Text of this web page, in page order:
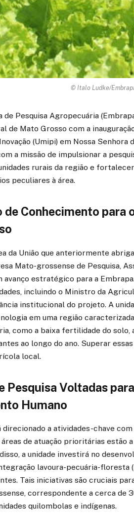
© Italo Ludke/
de Pesquisa Agropecuária
de Mato Grosso com a
(Umipi) em Nossa Senhora
a missão de impulsionar a
rurais da região e
peculiares à área.
de Conhecimento para
da União que anteriormente
Mato-grossense de Pesquisa,
estratégico para a
incluindo o Ministro da
institucional do projeto. A
em uma região
como a baixa fertilidade do solo,
ao longo do ano. Superar
local.
Pesquisa Voltadas
Humano
direcionado a atividades-chave
de atuação prioritárias estão
a unidade investirá no
lavoura-pecuária-floresta
Tais iniciativas são cruciais
correspondente a cerca de
quilombolas e indígenas.